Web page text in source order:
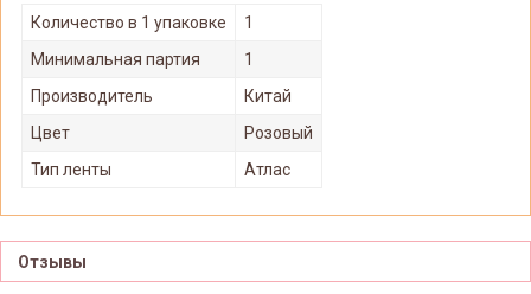
Количество в 1 упаковке
1
Минимальная партия
1
Производитель
Китай
Цвет
Розовый
Тип ленты
Атлас
Отзывы